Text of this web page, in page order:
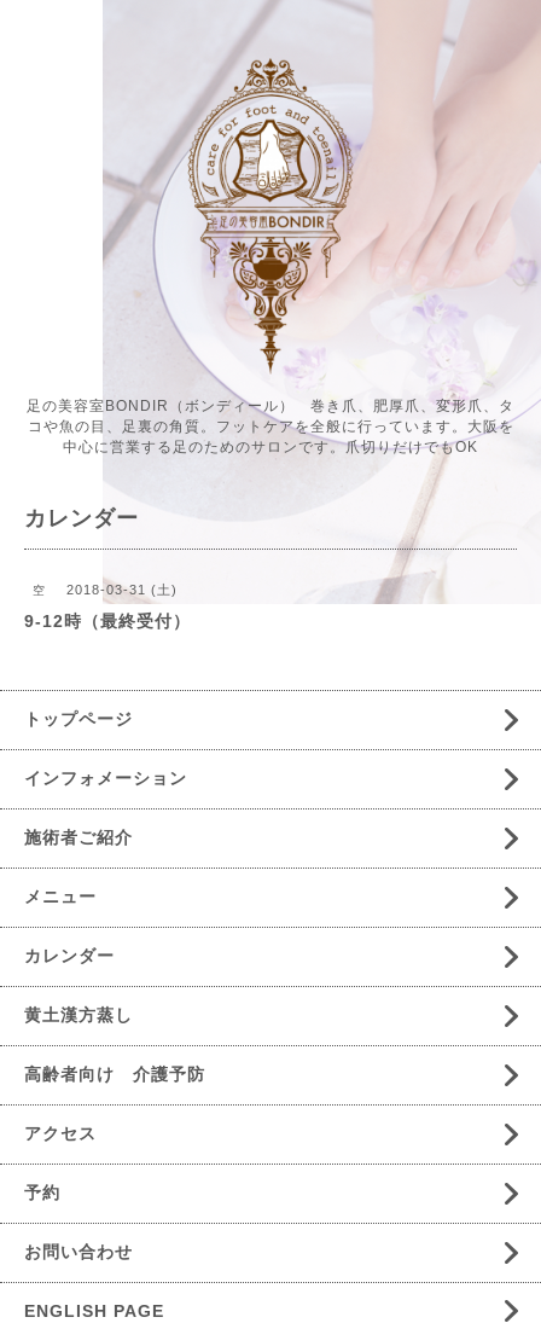
足の美容室BONDIR（ボンディール） 巻き爪、肥厚爪、変形爪、タ
コや魚の目、足裏の角質。フットケアを全般に行っています。大阪を
中心に営業する足のためのサロンです。爪切りだけでもOK
カレンダー
空 2018-03-31 (土)
9-12時（最終受付）
トップページ
インフォメーション
施術者ご紹介
メニュー
カレンダー
黄土漢方蒸し
高齢者向け 介護予防
アクセス
予約
お問い合わせ
ENGLISH PAGE